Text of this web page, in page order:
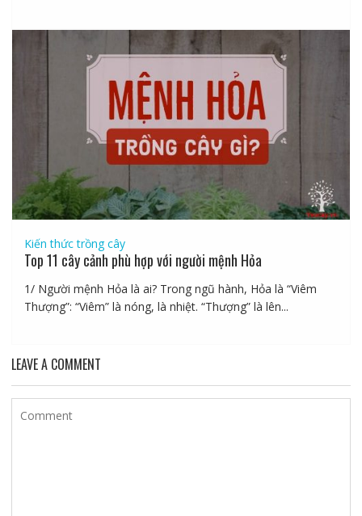
Kiến thức trồng cây
Top 11 cây cảnh phù hợp với người mệnh Hỏa
1/ Người mệnh Hỏa là ai? Trong ngũ hành, Hỏa là “Viêm
Thượng”: “Viêm” là nóng, là nhiệt. “Thượng” là lên...
LEAVE A COMMENT